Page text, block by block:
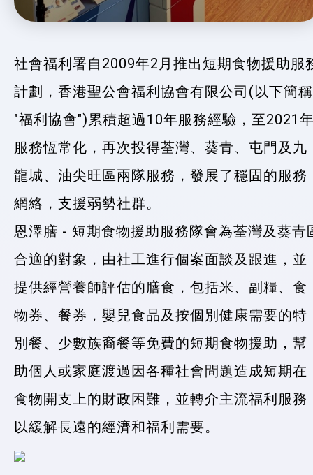
社會福利署自2009年2月推出短期食物援助服
計劃，香港聖公會福利協會有限公司(以下簡稱
"福利協會")累積超過10年服務經驗，至2021
服務恆常化，再次投得荃灣、葵青、屯門及九
龍城、油尖旺區兩隊服務，發展了穩固的服務
網絡，支援弱勢社群。
恩澤膳 - 短期食物援助服務隊會為荃灣及葵青
合適的對象，由社工進行個案面談及跟進，並
提供經營養師評估的膳食，包括米、副糧、食
物券、餐券，嬰兒食品及按個別健康需要的特
別餐、少數族裔餐等免費的短期食物援助，幫
助個人或家庭渡過因各種社會問題造成短期在
食物開支上的財政困難，並轉介主流福利服務
以緩解長遠的經濟和福利需要。